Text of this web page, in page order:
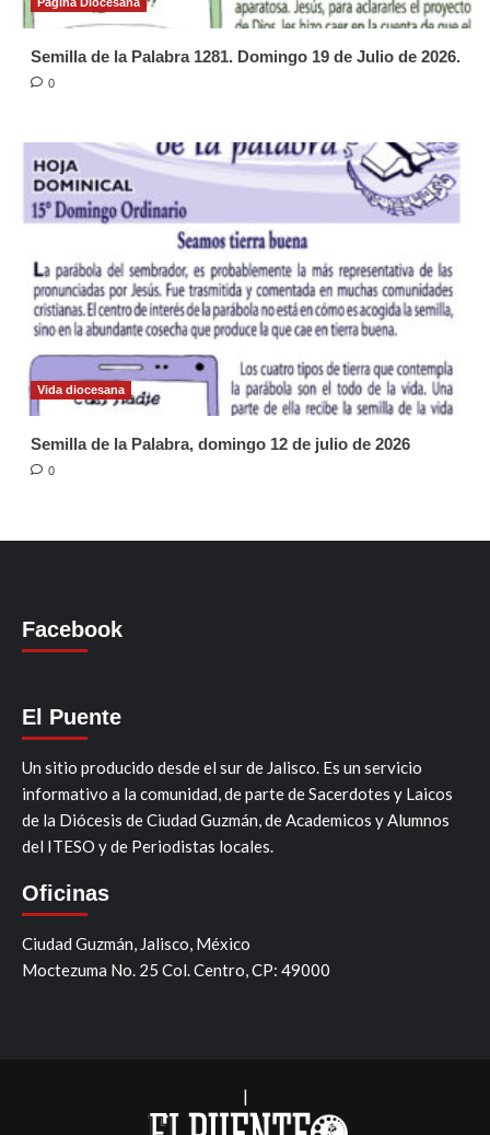
Semilla de la Palabra 1281. Domingo 19 de Julio de 2026.
0
Vida diocesana
Semilla de la Palabra, domingo 12 de julio de 2026
0
Facebook
El Puente
Un sitio producido desde el sur de Jalisco. Es un servicio
informativo a la comunidad, de parte de Sacerdotes y Laicos
de la Diócesis de Ciudad Guzmán, de Academicos y Alumnos
del ITESO y de Periodistas locales.
Oficinas
Ciudad Guzmán, Jalisco, México
Moctezuma No. 25 Col. Centro, CP: 49000
|